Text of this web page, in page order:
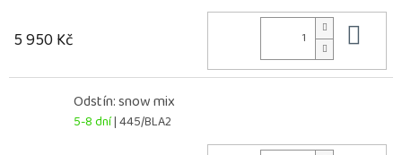
5 950 Kč
Odstín: snow mix
5-8 dní| 445/BLA2